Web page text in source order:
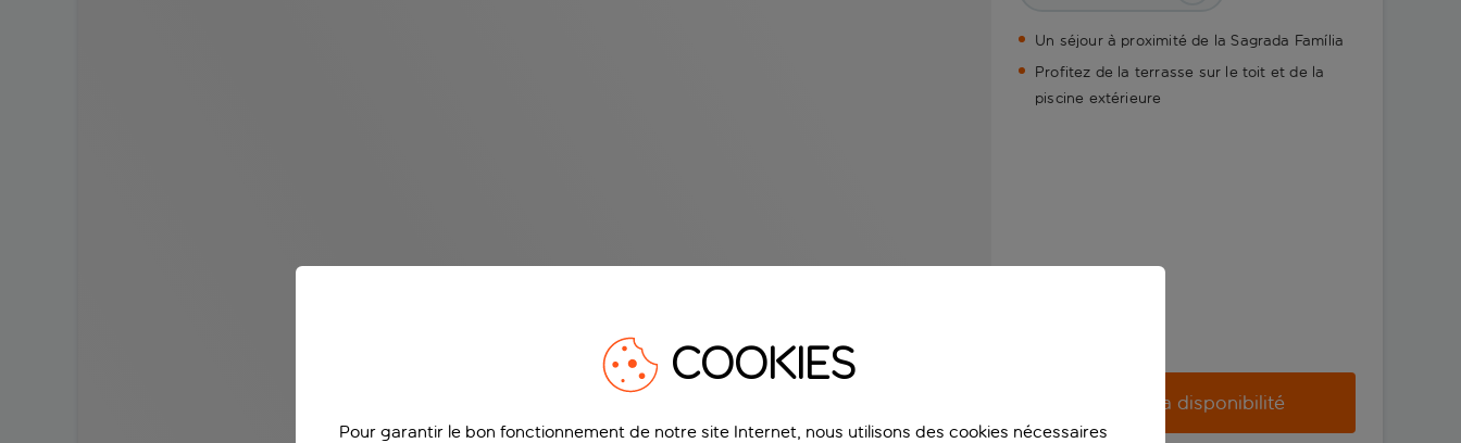
Un séjour à proximité de la Sagrada Família
Profitez de la terrasse sur le toit et de la
piscine extérieure
Vérifier la disponibilité
COOKIES
Pour garantir le bon fonctionnement de notre site Internet, nous utilisons des cookies nécessaires